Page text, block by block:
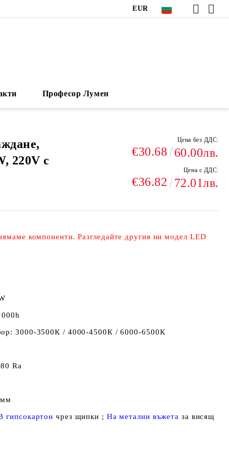
EUR
Професор Лумен
220V с
Цена без ДДС:
€30.68 60.00лв.
Цена с ДДС:
€36.82 72.01лв.
компоненти. Разгледайте другия ни модел LED
3000-3500К / 4000-4500К / 6000-6500К
Ra
гипсокартон чрез щипки ; На метални въжета за висящ